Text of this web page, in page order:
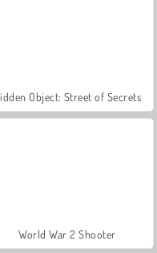
Object: Street of Secrets
World War 2 Shooter